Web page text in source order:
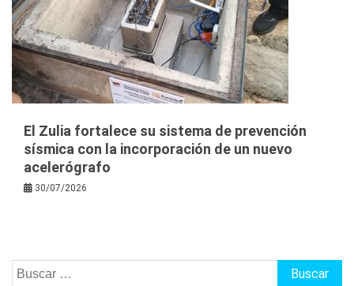
El Zulia fortalece su sistema de prevención
sísmica con la incorporación de un nuevo
acelerógrafo
30/07/2026
Buscar: